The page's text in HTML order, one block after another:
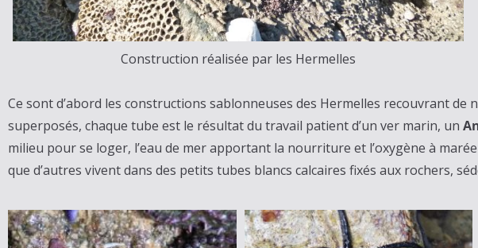
Construction réalisée par les Hermelles
Ce sont d’abord les constructions sablonneuses des Hermelles recouvrant
superposés, chaque tube est le résultat du travail patient d’un ver marin, un
milieu pour se loger, l’eau de mer apportant la nourriture et l’oxygène à
que d’autres vivent dans des petits tubes blancs calcaires fixés aux rochers,